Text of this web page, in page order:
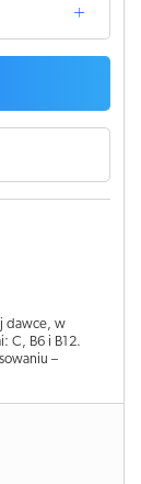
dawce, w
C, B6 i B12.
–